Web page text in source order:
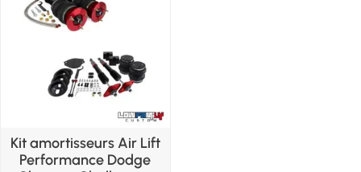
Kit amortisseurs Air Lift
Performance Dodge